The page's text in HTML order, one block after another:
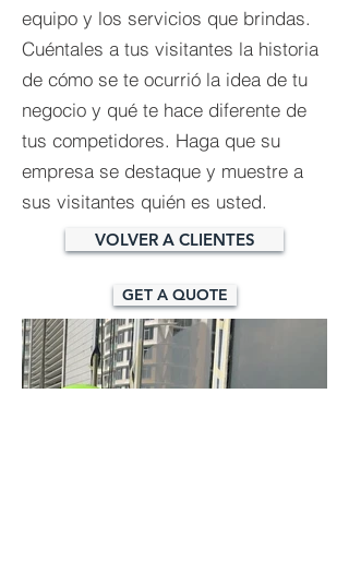
equipo y los servicios que brindas.
Cuéntales a tus visitantes la historia
de cómo se te ocurrió la idea de tu
negocio y qué te hace diferente de
tus competidores. Haga que su
empresa se destaque y muestre a
sus visitantes quién es usted.
VOLVER A CLIENTES
GET A QUOTE